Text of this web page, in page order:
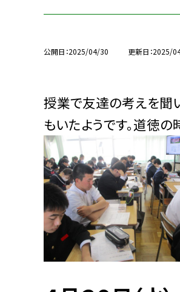
公開日 2025/04/30 更新日 2025/
授業で友達の考えを聞
もいたようです。道徳